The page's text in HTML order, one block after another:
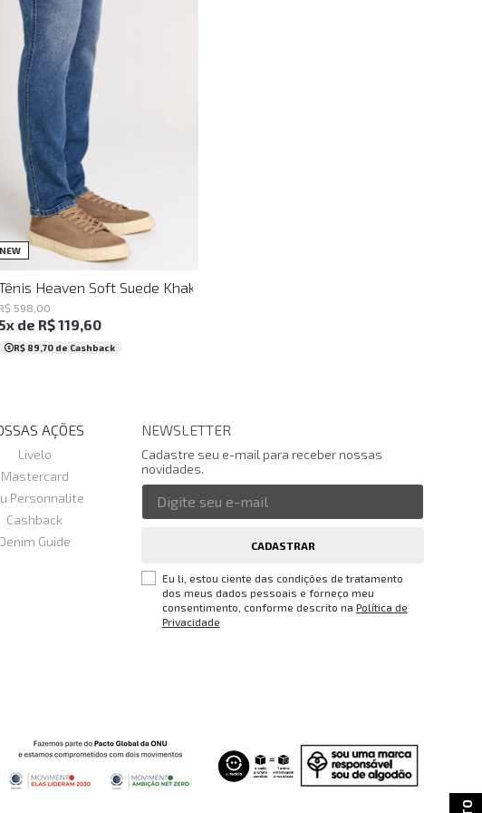
Masculina
NEW 38 39 40 41 42
Heaven Soft Suede Khaki John John Masculino
R$ 598 00
5x de R$119,60
R$ 89,70 de Cashback
AÇÕES
Livelo
Mastercard
Personnalite
Cashback
Denim Guide
NEWSLETTER
Cadastre seu e-mail para receber nossas
novidades.
CADASTRAR
Eu li, estou ciente das condições de tratamento
dos meus dados pessoais e forneço meu
consentimento, conforme descrito na Política de
Privacidade